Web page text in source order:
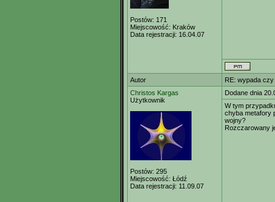
Postów: 171
Miejscowość: Kraków
Data rejestracji: 16.04.07
Autor
RE: wypada
Christos Kargas
Użytkownik
Postów: 295
Miejscowość: Łódź
Data rejestracji: 11.09.07
Dodane dnia
W tym
chyba metafory
wojny?
Rozczarowany